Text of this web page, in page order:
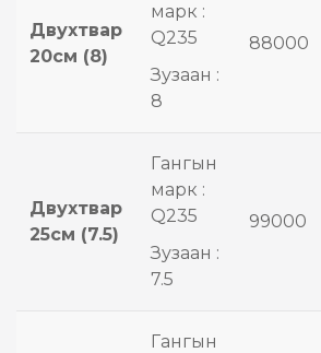
Двухтвар
20см (8)
марк :
Q235
Зузаан :
8
88000
Двухтвар
25см (7.5)
Гангын
марк :
Q235
Зузаан :
7.5
99000
Гангын